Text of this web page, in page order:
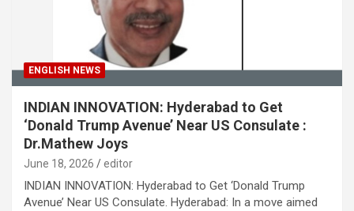
ENGLISH NEWS
INDIAN INNOVATION: Hyderabad to Get
‘Donald Trump Avenue’ Near US Consulate :
Dr.Mathew Joys
June 18, 2026 editor
INDIAN INNOVATION: Hyderabad to Get ‘Donald Trump
Avenue’ Near US Consulate. Hyderabad: In a move aimed